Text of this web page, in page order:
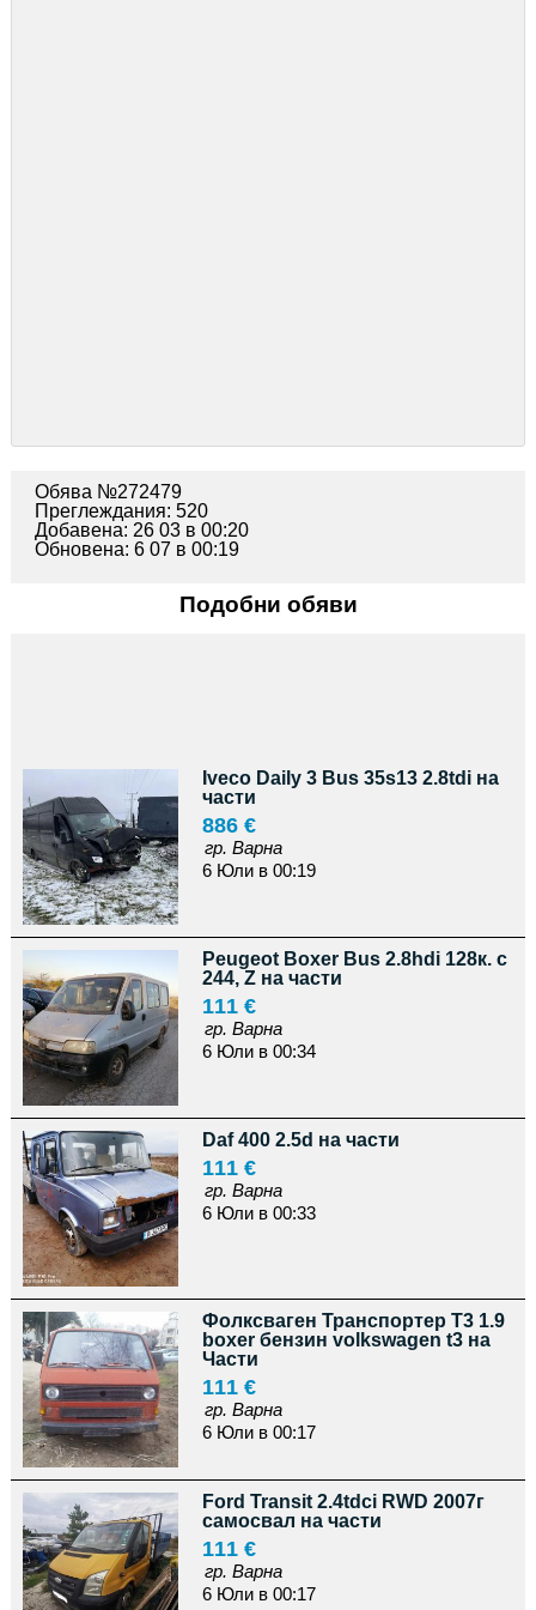
Обява №272479
Преглеждания: 520
Добавена: 26 03 в 00:20
Обновена: 6 07 в 00:19
Подобни обяви
Iveco Daily 3 Bus 35s13 2.8tdi на
части
886 €
гр. Варна
6 Юли в 00:19
Peugeot Boxer Bus 2.8hdi 128к. с
244, Z на части
111 €
гр. Варна
6 Юли в 00:34
Daf 400 2.5d на части
111 €
гр. Варна
6 Юли в 00:33
Фолксваген Транспортер Т3 1.9
boxer бензин volkswagen t3 на
Части
111 €
гр. Варна
6 Юли в 00:17
Ford Transit 2.4tdci RWD 2007г
самосвал на части
111 €
гр. Варна
6 Юли в 00:17